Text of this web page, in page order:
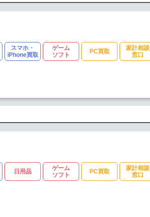
スマホ・
iPhone買取
ゲーム
ソフト
PC買取
家計相談
窓口
日用品
ゲーム
ソフト
PC買取
家計相談
窓口